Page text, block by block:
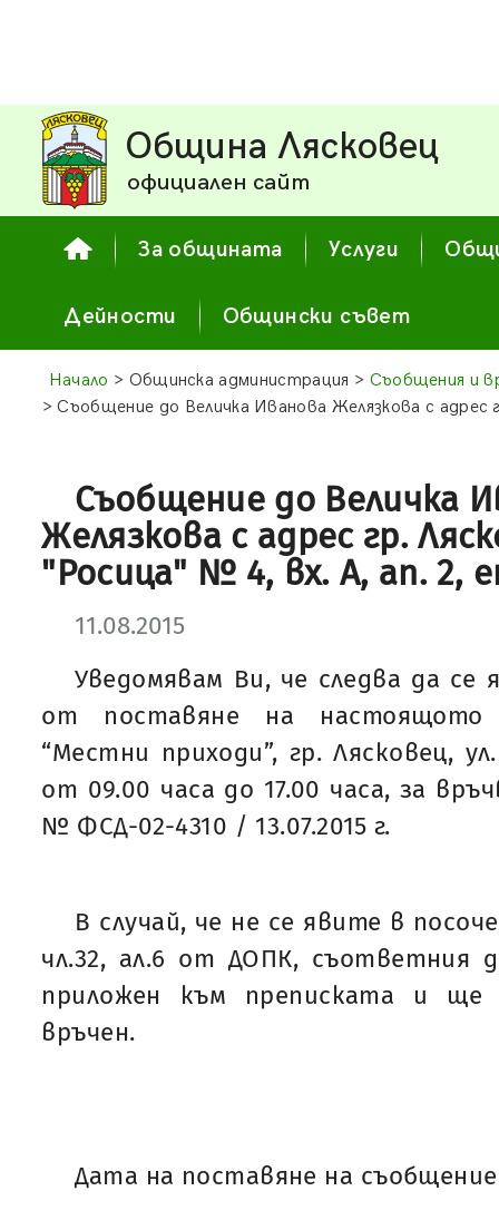
Община Лясковец
официален сайт
За общината Услуги
Дейности Общински съвет
Начало > Общинска администрация > Съобщения и
> Съобщение до Величка Иванова Желязкова с
Съобщение до Величка
Желязкова с адрес гр.
"Росица" № 4, вх. А, ап. 2,
11.08.2015
Уведомявам Ви, че следва да се
от поставяне на
“Местни приходи”, гр. Лясковец,
от 09.00 часа до 17.00 часа, за
№ ФСД-02-4310 / 13.07.2015 г.
В случай, че не се явите в
чл.32, ал.6 от ДОПК, съответния
приложен към преписката и ще
връчен.
Дата на поставяне на